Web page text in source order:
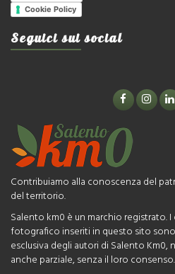
Cookie Policy
Seguici sui social
Contribuiamo alla conoscenza del
del territorio.
Salento km0 è un marchio registrato.
fotografico inseriti in questo sito
esclusiva degli autori di Salento
anche parziale, senza il loro consenso.